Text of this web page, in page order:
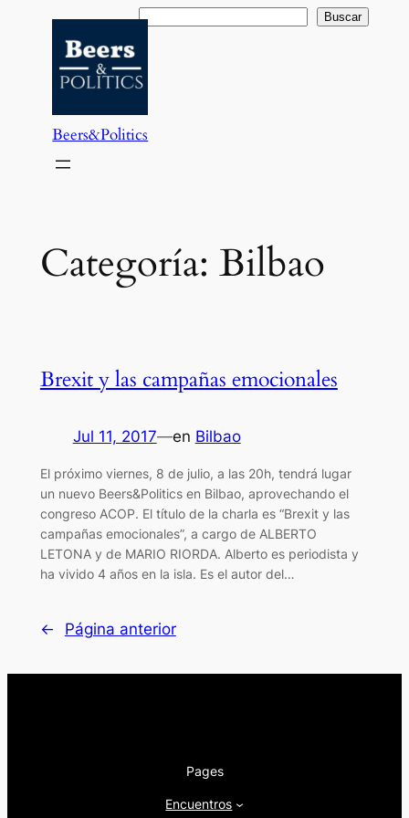
contenido
Buscar Buscar
Beers&Politics
Categoría: Bilbao
Brexit y las campañas emocionales
Jul 11, 2017—en Bilbao
El próximo viernes, 8 de julio, a las 20h, tendrá lugar
un nuevo Beers&Politics en Bilbao, aprovechando el
congreso ACOP. El título de la charla es “Brexit y las
campañas emocionales”, a cargo de ALBERTO
LETONA y de MARIO RIORDA. Alberto es periodista y
ha vivido 4 años en la isla. Es el autor del…
← Página anterior
Pages
Encuentros